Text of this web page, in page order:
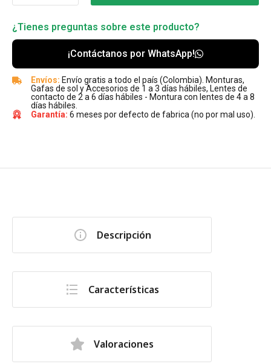
¿Tienes preguntas sobre este producto?
¡Contáctanos por WhatsApp!
Envíos: Envío gratis a todo el país (Colombia). Monturas,
Gafas de sol y Accesorios de 1 a 3 días hábiles, Lentes de
contacto de 2 a 6 días hábiles - Montura con lentes de 4 a 8
días hábiles.
Garantía: 6 meses por defecto de fabrica (no por mal uso).
Descripción
Características
Valoraciones